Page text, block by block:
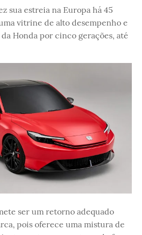
sua estreia na Europa há 45
vitrine de alto desempenho e
Honda por cinco gerações, até
ser um retorno adequado
pois oferece uma mistura de